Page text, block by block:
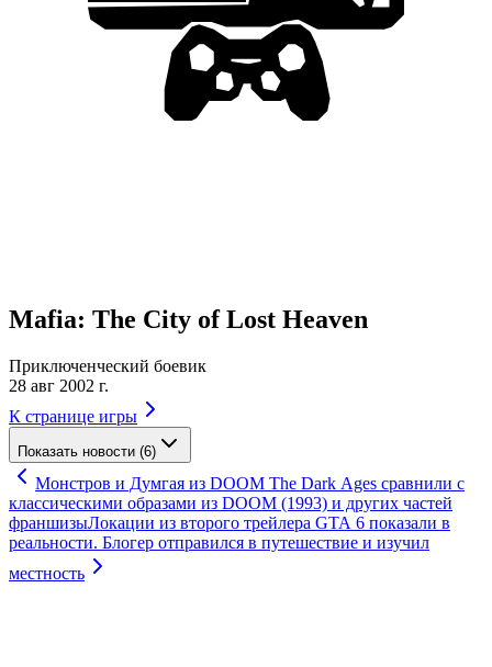
Mafia: The City of Lost Heaven
Приключенческий боевик
28 авг 2002 г.
К странице игры
Показать новости (6)
Монстров и Думгая из DOOM The Dark Ages сравнили с
классическими образами из DOOM (1993) и других частей
франшизыЛокации из второго трейлера GTA 6 показали в
реальности. Блогер отправился в путешествие и изучил
местность